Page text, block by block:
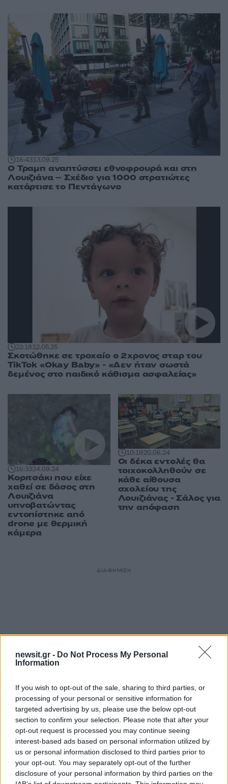
newsit.gr - Do Not Process My Personal
Information
If you wish to opt-out of the sale, sharing to third parties, or
processing of your personal or sensitive information for
targeted advertising by us, please use the below opt-out
section to confirm your selection. Please note that after your
opt-out request is processed you may continue seeing
interest-based ads based on personal information utilized by
us or personal information disclosed to third parties prior to
your opt-out. You may separately opt-out of the further
disclosure of your personal information by third parties on the
16:4313.09.25
Ο Τραμπ αναπτύσσει εθνοφρουρά και στη
Λουιζιάνα – Σχέδιο για 1000 στρατιώτες
κατάρτισε το Πεντάγωνο
22:1812.05.25
Σκοτώθηκε σε τροχαίο ο 2χρονος σταρ του
TikTok «Okay Baby» - «Δεν ήταν σωστά
δεμένος στο παιδικό κάθισμα ασφαλείας»
16:3324.09.24
Κοριτσάκι που είχε
χαθεί σε δάσος στη
Λουιζιάνα
υπνοβατώντας
εντοπίστηκε από
drone με θερμική
κάμερα
10:1920.06.24
Οι δέκα εντολές θα
τοιχοκολληθούν σε
κάθε αίθουσα
σχολείου της
Λουιζιάνας - Σάλος για
την απόφαση
ΔΙΑΦΗΜΙΣΗ